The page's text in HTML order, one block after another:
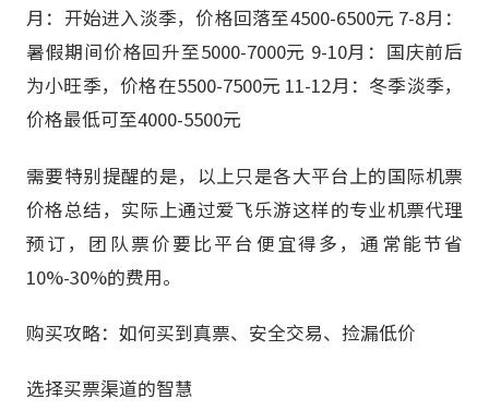
月：开始进入淡季，价格回落至4500-6500元 7-8月：
暑假期间价格回升至5000-7000元 9-10月：国庆前后
为小旺季，价格在5500-7500元 11-12月：冬季淡季，
价格最低可至4000-5500元
需要特别提醒的是，以上只是各大平台上的国际机票
价格总结，实际上通过爱飞乐游这样的专业机票代理
预订，团队票价要比平台便宜得多，通常能节省
10%-30%的费用。
购买攻略：如何买到真票、安全交易、捡漏低价
选择买票渠道的智慧